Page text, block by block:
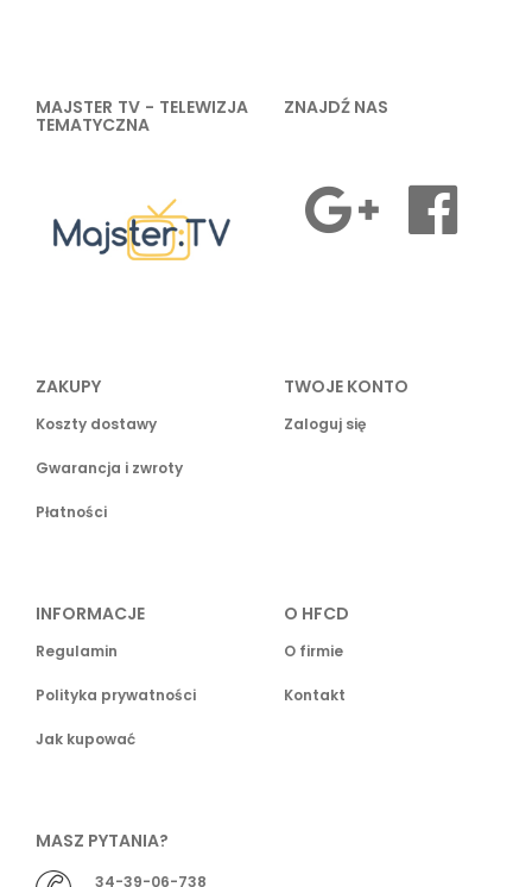
MAJSTER TV - TELEWIZJA
TEMATYCZNA
ZNAJDŹ NAS
ZAKUPY
Koszty dostawy
Gwarancja i zwroty
Płatności
TWOJE KONTO
Zaloguj się
INFORMACJE
Regulamin
Polityka prywatności
Jak kupować
O HFCD
O firmie
Kontakt
MASZ PYTANIA?
34-39-06-738